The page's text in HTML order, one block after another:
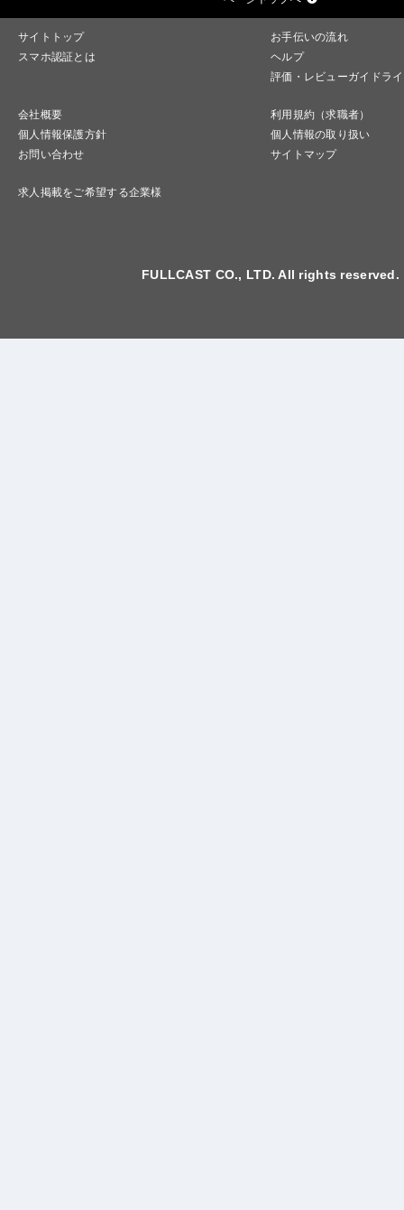
サイトトップ
お手伝いの流れ
スマホ認証とは
ヘルプ
評価・レビューガイドラ
会社概要
利用規約（求職者）
個人情報保護方針
個人情報の取り扱い
お問い合わせ
サイトマップ
求人掲載をご希望する企業様
FULLCAST CO., LTD. All rights reserved.